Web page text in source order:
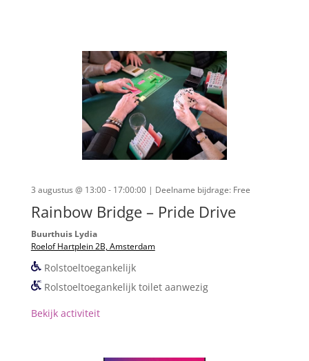
3 augustus @ 13:00 - 17:00:00 | Deelname bijdrage: Free
Rainbow Bridge – Pride Drive
Buurthuis Lydia
Roelof Hartplein 2B, Amsterdam
Rolstoeltoegankelijk
Rolstoeltoegankelijk toilet aanwezig
Bekijk activiteit